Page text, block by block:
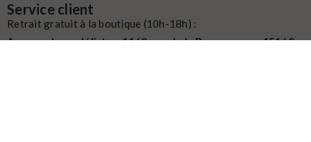
Service client
Retrait gratuit à la boutique (10h-18h) :
Avenue du modéliste - 1160 rue de la Bergeresse - 45160